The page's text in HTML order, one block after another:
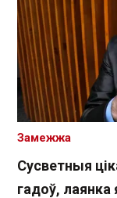
Сусветныя
гадоў, лаянка
Замежжа